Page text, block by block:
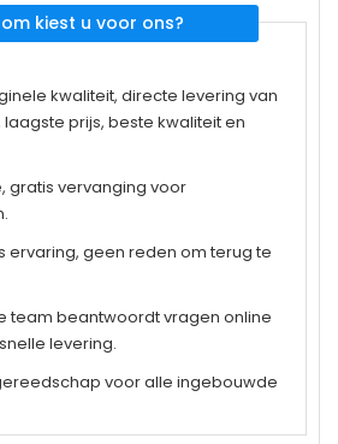
kiest u voor ons?
kwaliteit, directe levering van
prijs, beste kwaliteit en
gratis vervanging voor
ervaring, geen reden om terug te
team beantwoordt vragen online
levering.
voor alle ingebouwde